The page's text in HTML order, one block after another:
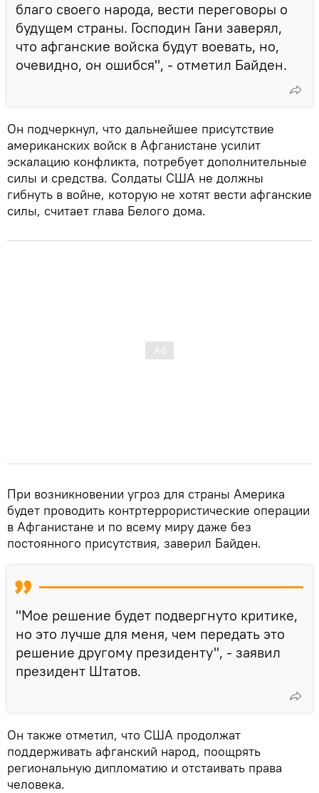
благо своего народа, вести переговоры о
будущем страны. Господин Гани заверял,
что афганские войска будут воевать, но,
очевидно, он ошибся", - отметил Байден.
Он подчеркнул, что дальнейшее присутствие
американских войск в Афганистане усилит
эскалацию конфликта, потребует дополнительные
силы и средства. Солдаты США не должны
гибнуть в войне, которую не хотят вести афганские
силы, считает глава Белого дома.
При возникновении угроз для страны Америка
будет проводить контртеррористические операции
в Афганистане и по всему миру даже без
постоянного присутствия, заверил Байден.
"Мое решение будет подвергнуто критике,
но это лучше для меня, чем передать это
решение другому президенту", - заявил
президент Штатов.
Он также отметил, что США продолжат
поддерживать афганский народ, поощрять
региональную дипломатию и отстаивать права
человека.